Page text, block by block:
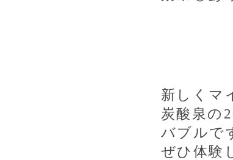
新しくマ
炭酸泉の
バブルで
ぜひ体験